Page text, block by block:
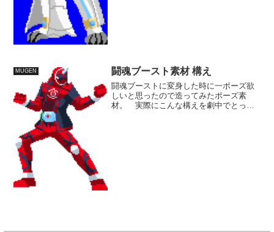
MUGEN 闘魂ブースト素材 構え
闘魂ブーストに変身した時に一ポーズ欲
しいと思ったので造ってみたポーズ素
材。 実際にこんな構えを劇中でとった